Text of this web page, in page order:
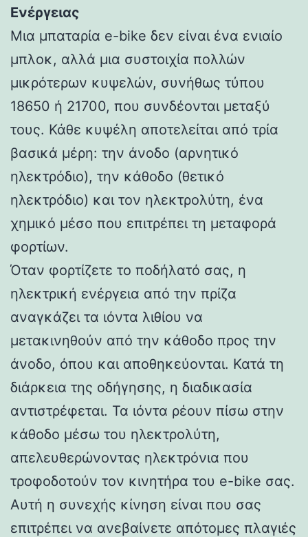
Ενέργειας
Μια μπαταρία e-bike δεν είναι ένα ενιαίο
μπλοκ, αλλά μια συστοιχία πολλών
μικρότερων κυψελών, συνήθως τύπου
18650 ή 21700, που συνδέονται μεταξύ
τους. Κάθε κυψέλη αποτελείται από τρία
βασικά μέρη: την άνοδο (αρνητικό
ηλεκτρόδιο), την κάθοδο (θετικό
ηλεκτρόδιο) και τον ηλεκτρολύτη, ένα
χημικό μέσο που επιτρέπει τη μεταφορά
φορτίων.
Όταν φορτίζετε το ποδήλατό σας, η
ηλεκτρική ενέργεια από την πρίζα
αναγκάζει τα ιόντα λιθίου να
μετακινηθούν από την κάθοδο προς την
άνοδο, όπου και αποθηκεύονται. Κατά τη
διάρκεια της οδήγησης, η διαδικασία
αντιστρέφεται. Τα ιόντα ρέουν πίσω στην
κάθοδο μέσω του ηλεκτρολύτη,
απελευθερώνοντας ηλεκτρόνια που
τροφοδοτούν τον κινητήρα του e-bike σας.
Αυτή η συνεχής κίνηση είναι που σας
επιτρέπει να ανεβαίνετε απότομες πλαγιές